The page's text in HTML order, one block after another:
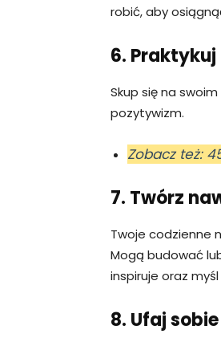
robić, aby
6.
Skup się na
pozytywizm.
Zobacz też:
7. Twórz
Twoje codzienne
Mogą budować
inspiruje oraz
8. Ufaj